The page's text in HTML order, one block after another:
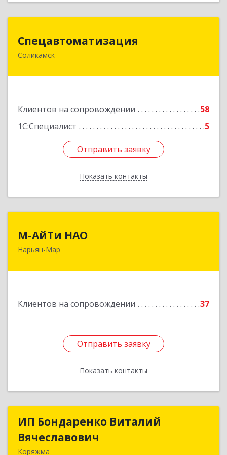
Спецавтоматизация
Соликамск
Клиентов на сопровождении
58
1С:Специалист
5
Отправить заявку
Показать контакты
Отправить заявку
Назад
М-АйТи НАО
Нарьян-Мар
Клиентов на сопровождении 37
Отправить заявку
Показать контакты
Отправить заявку
Назад
ИП Бондаренко Виталий
Вячеславович
Коряжма
ИП Бондаренко Виталий